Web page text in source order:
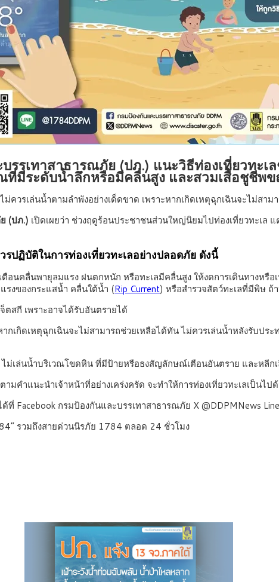
รรเทาสาธารณภัย (ปภ.) แนะวิธีท่องเที่ยวทะ
ที่มีระดับน้ำลึกหรือมีคลื่นสูง และสวมเสื้อชูชีพ
ควรเล่นน้ำตามลำพังอย่างเด็ดขาด เพราะหากเกิดเหตุฉุกเฉินจะไม่สา
(ปภ.) เปิดเผยว่า ช่วงฤดูร้อนประชาชนส่วนใหญ่นิยมไปท่องเที่ยวทะเล
ปฏิบัติในการท่องเที่ยวทะเลอย่างปลอดภัย ดังนี้
อนคลื่นพายุลมแรง ฝนตกหนัก หรือทะเลมีคลื่นสูง ให้งดการเดินทางหรื
รงของกระแสน้ำ คลื่นใต้น้ำ (Rip Current) หรือสำรวจสัตว์ทะเลที่มีพิษ ถ้
จ็ตสกี เพราะอาจได้รับอันตรายได้
กเกิดเหตุฉุกเฉินจะไม่สามารถช่วยเหลือได้ทัน ไม่ควรเล่นน้ำหลังรับปร
ม่เล่นน้ำบริเวณโขดหิน ที่มีป้ายหรือธงสัญลักษณ์เตือนอันตราย และหลีก
มคำแนะนำเจ้าหน้าที่อย่างเคร่งครัด จะทำให้การท่องเที่ยวทะเลเป็นไ
Facebook กรมป้องกันและบรรเทาสาธารณภัย X @DDPMNews
รวมถึงสายด่วนนิรภัย 1784 ตลอด 24 ชั่วโมง